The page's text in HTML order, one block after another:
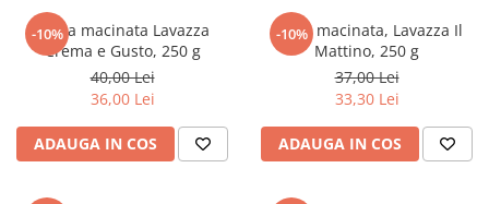
Audiobook
ReConnect
ScienceConnection
Senzatii/Thriller
SF & Fantasy
Teens Book Club
Umor
Instrumente si Truse Geometrie
Seturi scolare
Calculator
Consumabile & Accesorii
COLOREAZA CU PRIETENII
De colorat
Pot desena minunat
Sa coloram cu Nicol
Carti educative
Codul copiilor de succes
Puzzle-uri
Puzzle
Puzzle 3D Lemn
-10%
Cafea macinata Lavazza
Crema e Gusto, 250 g
40,00 Lei
36,00 Lei
ADAUGA IN COS
-10%
Cafea macinata, Lavazza Il
Mattino, 250 g
37,00 Lei
33,30 Lei
ADAUGA IN COS